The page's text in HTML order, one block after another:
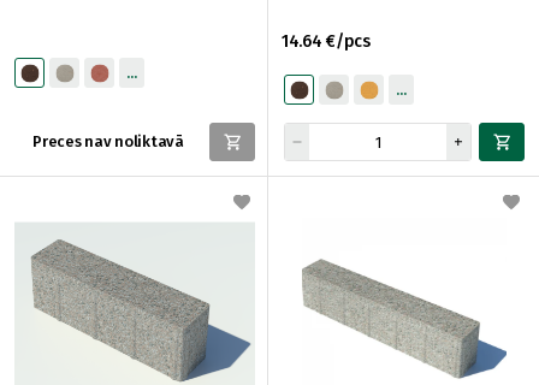
Preces nav noliktavā
14.64 €/pcs